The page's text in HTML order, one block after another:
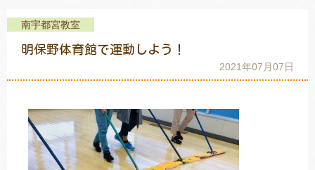
教室一覧
南宇都宮教室
明保野体育館で運動しよう！
2021年07月07日